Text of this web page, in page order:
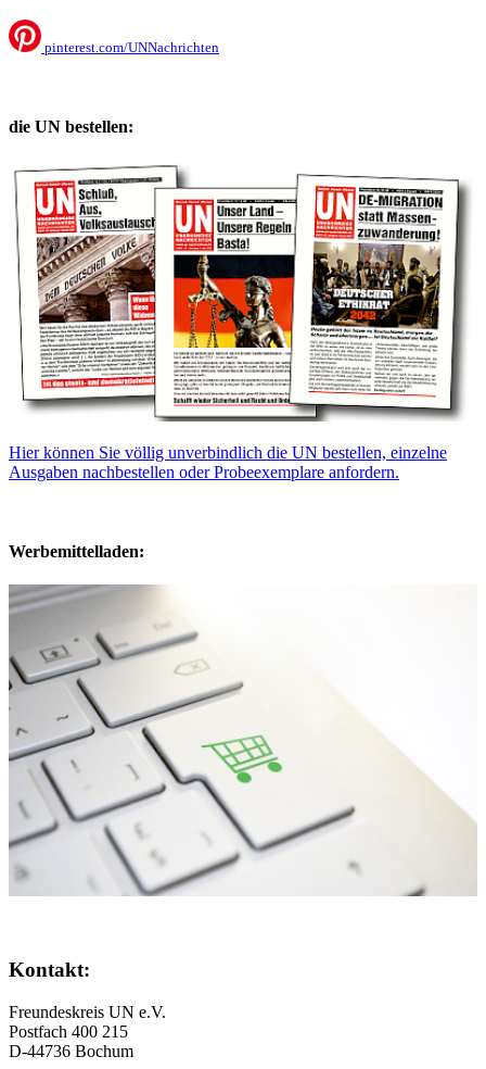
pinterest.com/UNNachrichten
die UN bestellen:
Hier können Sie völlig unverbindlich die UN bestellen, einzelne
Ausgaben nachbestellen oder Probeexemplare anfordern.
Werbemittelladen:
Kontakt:
Freundeskreis UN e.V.
Postfach 400 215
D-44736 Bochum